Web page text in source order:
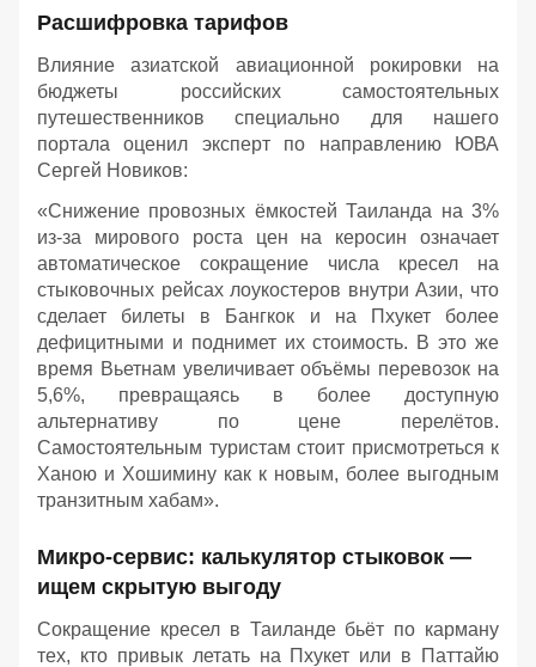
Расшифровка тарифов
Влияние азиатской авиационной рокировки на
бюджеты российских самостоятельных
путешественников специально для нашего
портала оценил эксперт по направлению ЮВА
Сергей Новиков:
«Снижение провозных ёмкостей Таиланда на 3%
из-за мирового роста цен на керосин означает
автоматическое сокращение числа кресел на
стыковочных рейсах лоукостеров внутри Азии, что
сделает билеты в Бангкок и на Пхукет более
дефицитными и поднимет их стоимость. В это же
время Вьетнам увеличивает объёмы перевозок на
5,6%, превращаясь в более доступную
альтернативу по цене перелётов.
Самостоятельным туристам стоит присмотреться к
Ханою и Хошимину как к новым, более выгодным
транзитным хабам».
Микро-сервис: калькулятор стыковок —
ищем скрытую выгоду
Сокращение кресел в Таиланде бьёт по карману
тех, кто привык летать на Пхукет или в Паттайю